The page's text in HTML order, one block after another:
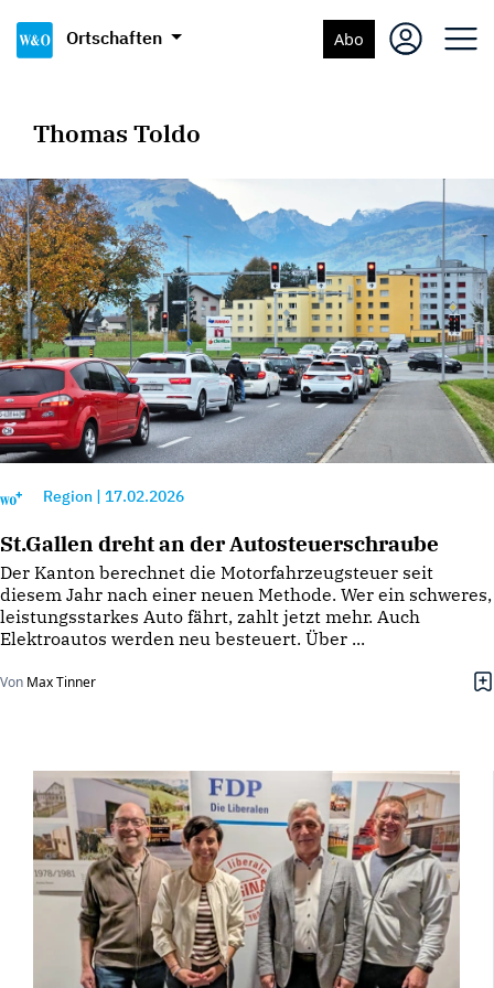
Ortschaften Abo
Thomas Toldo
Region 17.02.2026
St.Gallen dreht an der Autosteuerschraube
Der Kanton berechnet die Motorfahrzeugsteuer seit
diesem Jahr nach einer neuen Methode. Wer ein schweres,
leistungsstarkes Auto fährt, zahlt jetzt mehr. Auch
Elektroautos werden neu besteuert. Über ...
Von Max Tinner